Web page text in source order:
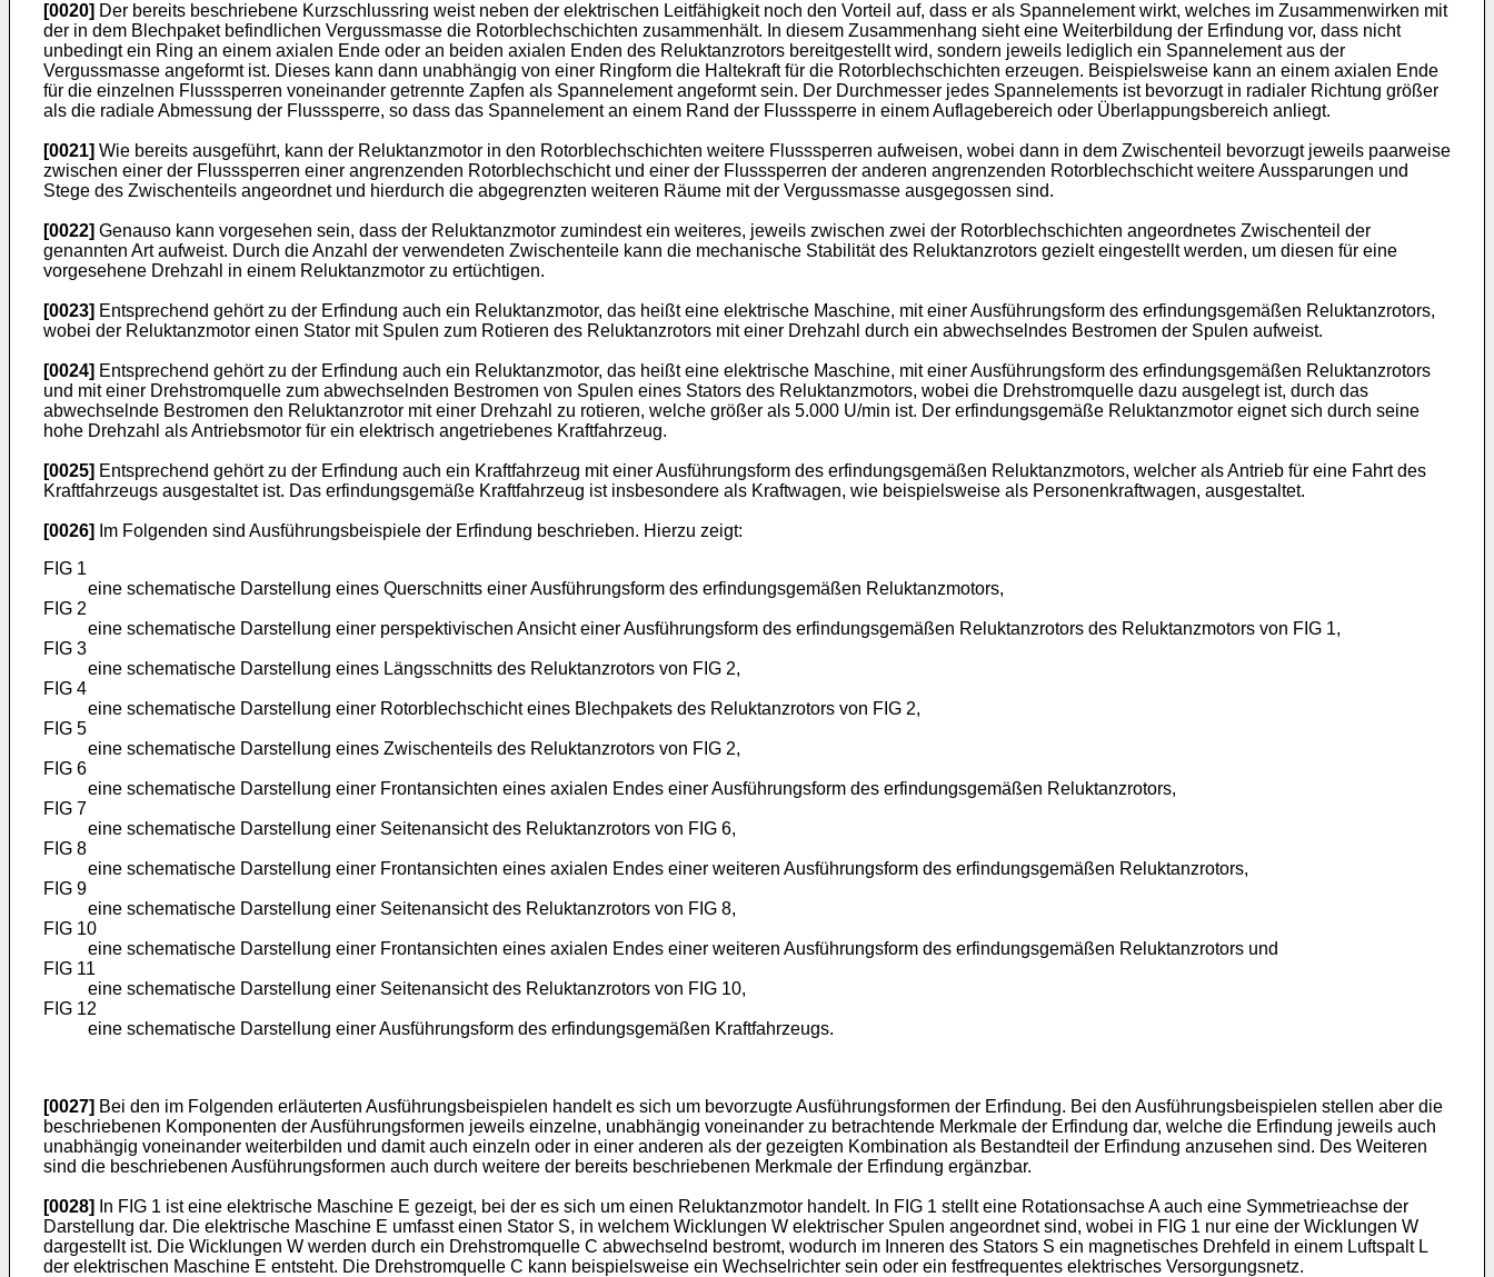
[0020] Der bereits beschriebene Kurzschlussring weist neben der elektrischen Leitfähigkeit noch den Vorteil auf, dass er als Spannelement wirkt, welches im Zusammenwirken mit
der in dem Blechpaket befindlichen Vergussmasse die Rotorblechschichten zusammenhält. In diesem Zusammenhang sieht eine Weiterbildung der Erfindung vor, dass nicht
unbedingt ein Ring an einem axialen Ende oder an beiden axialen Enden des Reluktanzrotors bereitgestellt wird, sondern jeweils lediglich ein Spannelement aus der
Vergussmasse angeformt ist. Dieses kann dann unabhängig von einer Ringform die Haltekraft für die Rotorblechschichten erzeugen. Beispielsweise kann an einem axialen Ende
für die einzelnen Flusssperren voneinander getrennte Zapfen als Spannelement angeformt sein. Der Durchmesser jedes Spannelements ist bevorzugt in radialer Richtung größer
als die radiale Abmessung der Flusssperre, so dass das Spannelement an einem Rand der Flusssperre in einem Auflagebereich oder Überlappungsbereich anliegt.
[0021] Wie bereits ausgeführt, kann der Reluktanzmotor in den Rotorblechschichten weitere Flusssperren aufweisen, wobei dann in dem Zwischenteil bevorzugt jeweils paarweise
zwischen einer der Flusssperren einer angrenzenden Rotorblechschicht und einer der Flusssperren der anderen angrenzenden Rotorblechschicht weitere Aussparungen und
Stege des Zwischenteils angeordnet und hierdurch die abgegrenzten weiteren Räume mit der Vergussmasse ausgegossen sind.
[0022] Genauso kann vorgesehen sein, dass der Reluktanzmotor zumindest ein weiteres, jeweils zwischen zwei der Rotorblechschichten angeordnetes Zwischenteil der
genannten Art aufweist. Durch die Anzahl der verwendeten Zwischenteile kann die mechanische Stabilität des Reluktanzrotors gezielt eingestellt werden, um diesen für eine
vorgesehene Drehzahl in einem Reluktanzmotor zu ertüchtigen.
[0023] Entsprechend gehört zu der Erfindung auch ein Reluktanzmotor, das heißt eine elektrische Maschine, mit einer Ausführungsform des erfindungsgemäßen Reluktanzrotors,
wobei der Reluktanzmotor einen Stator mit Spulen zum Rotieren des Reluktanzrotors mit einer Drehzahl durch ein abwechselndes Bestromen der Spulen aufweist.
[0024] Entsprechend gehört zu der Erfindung auch ein Reluktanzmotor, das heißt eine elektrische Maschine, mit einer Ausführungsform des erfindungsgemäßen Reluktanzrotors
und mit einer Drehstromquelle zum abwechselnden Bestromen von Spulen eines Stators des Reluktanzmotors, wobei die Drehstromquelle dazu ausgelegt ist, durch das
abwechselnde Bestromen den Reluktanzrotor mit einer Drehzahl zu rotieren, welche größer als 5.000 U/min ist. Der erfindungsgemäße Reluktanzmotor eignet sich durch seine
hohe Drehzahl als Antriebsmotor für ein elektrisch angetriebenes Kraftfahrzeug.
[0025] Entsprechend gehört zu der Erfindung auch ein Kraftfahrzeug mit einer Ausführungsform des erfindungsgemäßen Reluktanzmotors, welcher als Antrieb für eine Fahrt des
Kraftfahrzeugs ausgestaltet ist. Das erfindungsgemäße Kraftfahrzeug ist insbesondere als Kraftwagen, wie beispielsweise als Personenkraftwagen, ausgestaltet.
[0026]
Im Folgenden sind Ausführungsbeispiele der Erfindung beschrieben. Hierzu zeigt:
FIG 1
eine schematische Darstellung eines Querschnitts einer Ausführungsform des erfindungsgemäßen Reluktanzmotors,
FIG 2
eine schematische Darstellung einer perspektivischen Ansicht einer Ausführungsform des erfindungsgemäßen Reluktanzrotors des Reluktanzmotors von FIG 1,
FIG 3
eine schematische Darstellung eines Längsschnitts des Reluktanzrotors von FIG 2,
FIG 4
eine schematische Darstellung einer Rotorblechschicht eines Blechpakets des Reluktanzrotors von FIG 2,
FIG 5
eine schematische Darstellung eines Zwischenteils des Reluktanzrotors von FIG 2,
FIG 6
eine schematische Darstellung einer Frontansichten eines axialen Endes einer Ausführungsform des erfindungsgemäßen Reluktanzrotors,
FIG 7
eine schematische Darstellung einer Seitenansicht des Reluktanzrotors von FIG 6,
FIG 8
eine schematische Darstellung einer Frontansichten eines axialen Endes einer weiteren Ausführungsform des erfindungsgemäßen Reluktanzrotors,
FIG 9
eine schematische Darstellung einer Seitenansicht des Reluktanzrotors von FIG 8,
FIG 10
eine schematische Darstellung einer Frontansichten eines axialen Endes einer weiteren Ausführungsform des erfindungsgemäßen Reluktanzrotors und
FIG 11
eine schematische Darstellung einer Seitenansicht des Reluktanzrotors von FIG 10,
FIG 12
eine schematische Darstellung einer Ausführungsform des erfindungsgemäßen Kraftfahrzeugs.
[0027] Bei den im Folgenden erläuterten Ausführungsbeispielen handelt es sich um bevorzugte Ausführungsformen der Erfindung. Bei den Ausführungsbeispielen stellen aber die
beschriebenen Komponenten der Ausführungsformen jeweils einzelne, unabhängig voneinander zu betrachtende Merkmale der Erfindung dar, welche die Erfindung jeweils auch
unabhängig voneinander weiterbilden und damit auch einzeln oder in einer anderen als der gezeigten Kombination als Bestandteil der Erfindung anzusehen sind. Des Weiteren
sind die beschriebenen Ausführungsformen auch durch weitere der bereits beschriebenen Merkmale der Erfindung ergänzbar.
[0028]
In FIG 1 ist eine elektrische Maschine E gezeigt, bei der es sich um einen Reluktanzmotor handelt. In FIG 1 stellt eine Rotationsachse A auch eine Symmetrieachse der
Darstellung dar. Die elektrische Maschine E umfasst einen Stator S, in welchem Wicklungen W elektrischer Spulen angeordnet sind, wobei in FIG 1 nur eine der Wicklungen W
dargestellt ist. Die Wicklungen W werden durch ein Drehstromquelle C abwechselnd bestromt, wodurch im Inneren des Stators S ein magnetisches Drehfeld in einem Luftspalt L
der elektrischen Maschine E entsteht. Die Drehstromquelle C kann beispielsweise ein Wechselrichter sein oder ein festfrequentes elektrisches Versorgungsnetz.